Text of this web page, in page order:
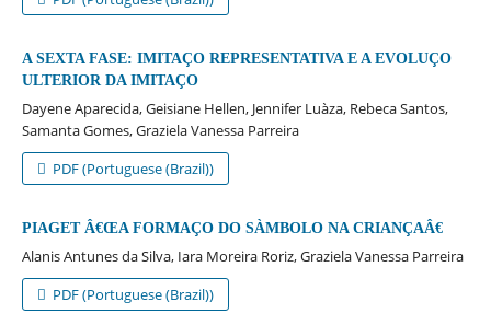
A SEXTA FASE: IMITAÇO REPRESENTATIVA E A EVOLUÇO
ULTERIOR DA IMITAÇO
Dayene Aparecida, Geisiane Hellen, Jennifer Luà­za, Rebeca Santos,
Samanta Gomes, Graziela Vanessa Parreira
PDF (Portuguese (Brazil))
PIAGET Â€ŒA FORMAÇO DO SÀMBOLO NA CRIANÇAÂ€
Alanis Antunes da Silva, Iara Moreira Roriz, Graziela Vanessa Parreira
PDF (Portuguese (Brazil))